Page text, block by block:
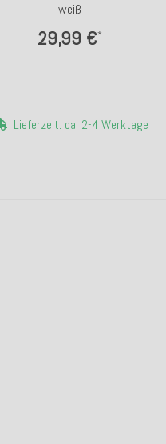
weiß
29,99 €*
Lieferzeit: ca. 2-4 Werktage